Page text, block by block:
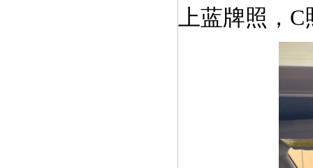
上蓝牌照，